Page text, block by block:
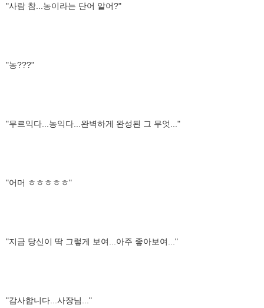
"사람 참...농이라는 단어 알어?"
"농???"
"무르익다...농익다...완벽하게 완성된 그 무엇..."
"어머 ㅎㅎㅎㅎㅎ"
"지금 당신이 딱 그렇게 보여...아주 좋아보여..."
"감사합니다...사장님..."